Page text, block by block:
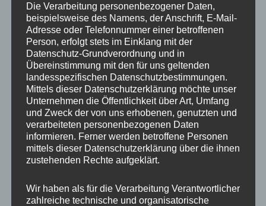
MP Mario Porten
Beratung
Training
Coaching
Impulsvorträge
NEWS ABONNIEREN?
Die Verarbeitung personenbezogener Daten,
beispielsweise des Namens, der Anschrift, E-Mail-
Adresse oder Telefonnummer einer betroffenen
Person, erfolgt stets im Einklang mit der
Datenschutz-Grundverordnung und in
Übereinstimmung mit den für uns geltenden
landesspezifischen Datenschutzbestimmungen.
Mittels dieser Datenschutzerklärung möchte unser
Unternehmen die Öffentlichkeit über Art, Umfang
und Zweck der von uns erhobenen, genutzten und
verarbeiteten personenbezogenen Daten
informieren. Ferner werden betroffene Personen
mittels dieser Datenschutzerklärung über die ihnen
zustehenden Rechte aufgeklärt.
Wir haben als für die Verarbeitung Verantwortlicher
zahlreiche technische und organisatorische